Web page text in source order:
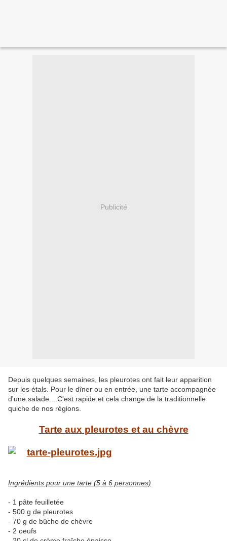
Publicité
Depuis quelques semaines, les pleurotes ont fait leur apparition
sur les étals. Pour le dîner ou en entrée, une tarte accompagnée
d'une salade....C'est rapide et cela change de la traditionnelle
quiche de nos régions.
Tarte aux pleurotes et au chèvre
Ingrédients pour une tarte (5 à 6 personnes)
- 1 pâte feuilletée
- 500 g de pleurotes
- 70 g de bûche de chèvre
- 2 oeufs